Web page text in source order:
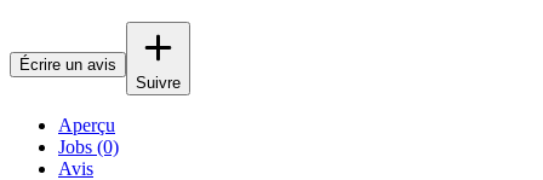
Écrire un avis
Suivre
Aperçu
Jobs (0)
Avis